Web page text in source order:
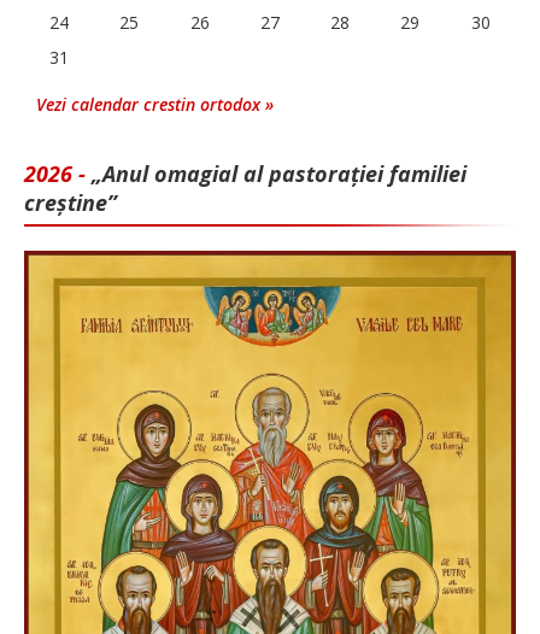
24
25 26 27 28 29
30
31
Vezi calendar crestin ortodox »
2026 - „Anul omagial al pastorației familiei
creștine”